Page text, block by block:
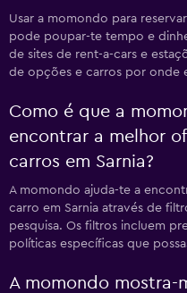
Usar a momondo para
pode poupar-te tempo e
de sites de rent-a-cars e
de opções e carros por onde
Como é que a
encontrar a melhor
carros em Sarnia?
A momondo ajuda-te a
carro em Sarnia através de
pesquisa. Os filtros incluem
políticas específicas que
A momondo mostra-